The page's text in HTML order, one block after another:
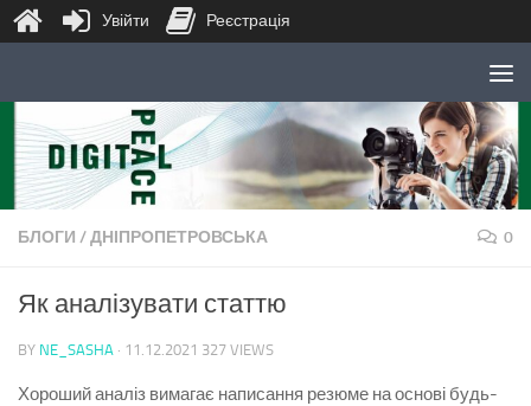
Skip to content
БЛОГИ /ДНІПРОПЕТРОВСЬКА 0
Як аналізувати статтю
BY NE_SASHA · 11.12.2021 327 VIEWS
Хороший аналіз вимагає написання резюме на основі будь-
Увійти Реєстрація